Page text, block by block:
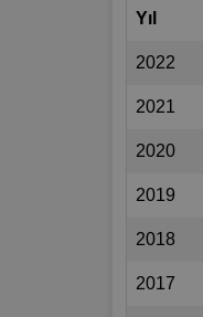
Yıl
2022
2021
2020
2019
2018
2017